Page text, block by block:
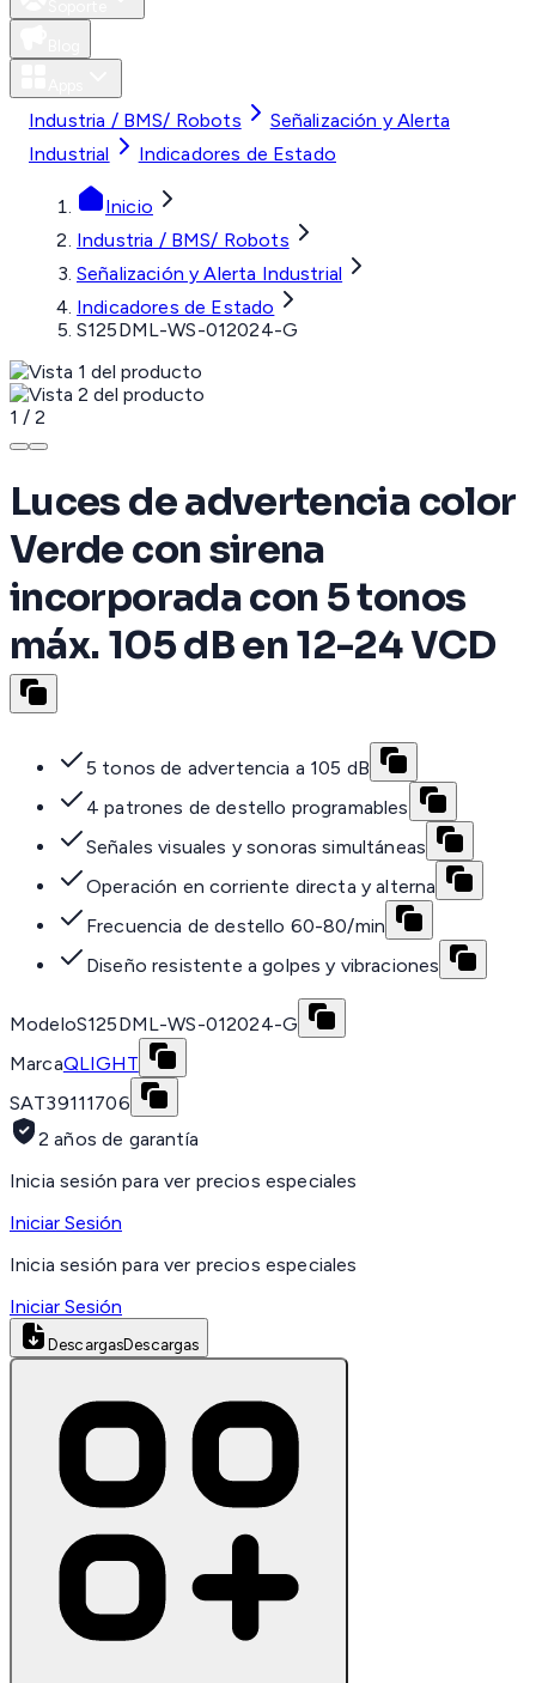
Industria / BMS/ Robots
Señalización y Alerta
Industrial
Indicadores de Estado
Inicio
Industria / BMS/ Robots
Señalización y Alerta Industrial
Indicadores de Estado
S125DML-WS-012024-G
1 / 2
Luces de advertencia color
Verde con sirena
incorporada con 5 tonos
máx. 105 dB en 12-24 VCD
5 tonos de advertencia a 105 dB
4 patrones de destello programables
Señales visuales y sonoras simultáneas
Operación en corriente directa y alterna
Frecuencia de destello 60-80/min
Diseño resistente a golpes y vibraciones
ModeloS125DML-WS-012024-G
MarcaQLIGHT
SAT39111706
2 años de garantía
Inicia sesión para ver precios especiales
Iniciar Sesión
Inicia sesión para ver precios especiales
Iniciar Sesión
DescargasDescargas